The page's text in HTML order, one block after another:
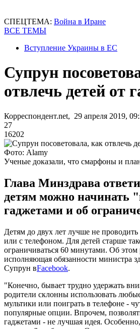
СПЕЦТЕМА: Война в Иране
ВСЕ ТЕМЫ
Вступление Украины в ЕС
Супрун
отвлечь детей от
Корреспондент.net, 29 апреля 2019,
27
16202
Фото: Alamy
Ученые доказали, что смарфоны и
Глава Минздрава
детям можно начинать
гаджетами и об
Детям до двух лет лучше не
или с телефоном. Для детей старше
ограничиваться 60 минутами. Об этом
исполняющая обязанности министра
Супрун вFacebook.
"Конечно, бывает трудно удержать
родители склонны использовать
мультики или поиграть в телефоне -
популярные опции. Впрочем,
гаджетами - не лучшая идея. Особенно,